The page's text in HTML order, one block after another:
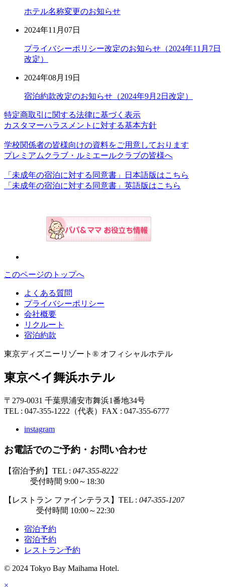
ホテル名称変更のお知らせ
2024年11月07日
プライバシーポリシー改定のお知らせ（2024年11月7日
改定）
2024年08月19日
宿泊約款改定のお知らせ（2024年9月2日改定）
特定商取引に関する法律に基づく表示
カスタマーハラスメントに対する基本方針
学校関係者の皆様向けの資料をご用意しております
プレミアムクラブ・ルミエールクラブの皆様へ
「未成年の宿泊に対する同意書」日本語版はこちら
「未成年の宿泊に対する同意書」英語版はこちら
このページのトップへ
よくある質問
プライバシーポリシー
会社概要
リクルート
宿泊約款
東京ディズニーリゾート® オフィシャルホテル
東京ベイ舞浜ホテル
〒279-0031 千葉県浦安市舞浜1番地34号
TEL : 047-355-1222（代表） FAX : 047-355-6777
instagram
お電話でのご予約・お問い合わせ
【宿泊予約】TEL : 047-355-8222
受付時間 9:00～18:30
【レストラン ファインテラス】TEL : 047-355-1207
受付時間 10:00～22:30
宿泊予約
宿泊予約
レストラン予約
© 2024 Tokyo Bay Maihama Hotel.
×